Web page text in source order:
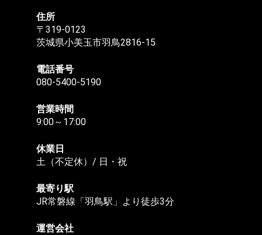
住所
〒319-0123
茨城県小美玉市羽鳥2816-15
電話番号
080-5400-5190
営業時間
9:00～17:00
休業日
土（不定休）/ 日・祝
最寄り駅
JR常磐線「羽鳥駅」より徒歩3分
運営会社